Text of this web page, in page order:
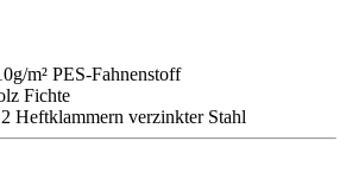
m² PES-Fahnenstoff
Fichte
Heftklammern verzinkter Stahl